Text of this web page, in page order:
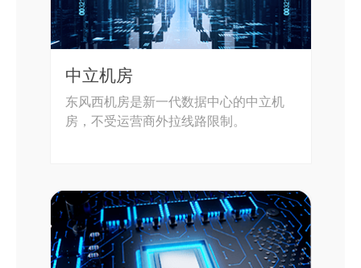
中立机房
东风西机房是新一代数据中心的中立机
房，不受运营商外拉线路限制。